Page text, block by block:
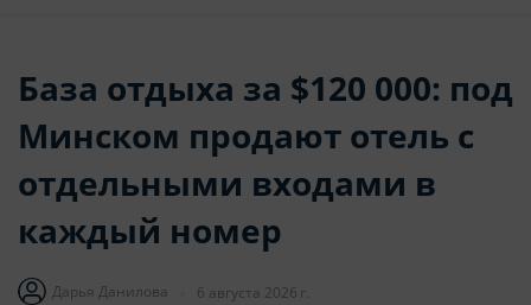
База отдыха за $120 000: под
Минском продают отель с
отдельными входами в
каждый номер
Дарья Данилова 6 августа 2026 г.